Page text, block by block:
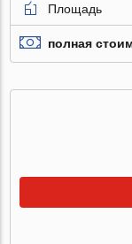
Площадь
полная